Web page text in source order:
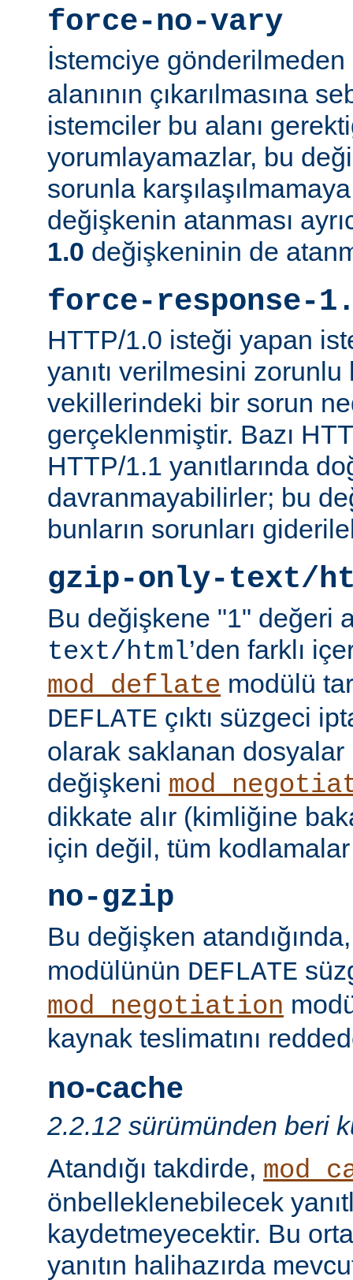
force-no-vary
İstemciye
alanının çıkarılmasına
istemciler bu alanı
yorumlayamazlar, bu
sorunla karşılaşılmamaya
değişkenin atanması
1.0 değişkeninin de
force-response-
HTTP/1.0 isteği yapan
yanıtı verilmesini zorunlu
vekillerindeki bir sorun
gerçeklenmiştir. Bazı
HTTP/1.1 yanıtlarında
davranmayabilirler; bu
bunların sorunları
gzip-only-text/
Bu değişkene "1" değeri
text/html’den farklı
mod_deflate modülü
DEFLATE çıktı süzgeci
olarak saklanan dosyalar
değişkeni
dikkate alır (kimliğine
için değil, tüm
no-gzip
Bu değişken
modülünün DEFLATE
mod_negotiation
kaynak teslimatını
no-cache
2.2.12 sürümünden beri
Atandığı takdirde,
önbelleklenebilecek
kaydetmeyecektir. Bu
yanıtın halihazırda